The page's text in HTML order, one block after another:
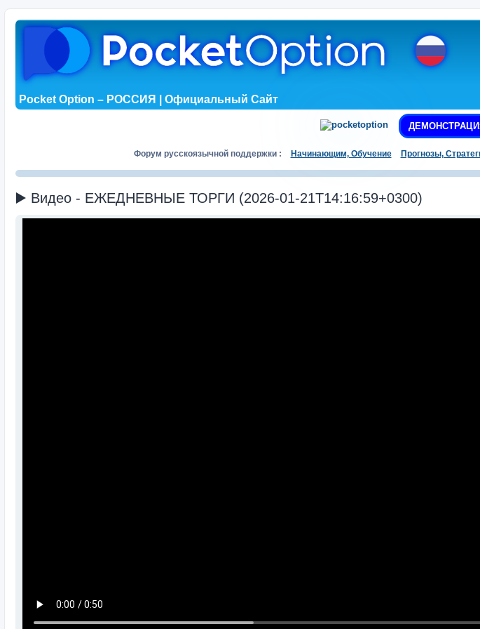
Pocket Option – РОССИЯ | Официальный Сайт
Форум русскоязычной поддержки : Начинающим, Обучение Прогнозы,
▶️ Видео - ЕЖЕДНЕВНЫЕ ТОРГИ (2026-01-21T14:16:59+0300)